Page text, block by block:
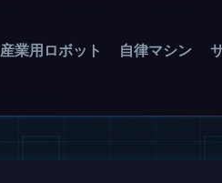
産業用ロボット 自律マシン